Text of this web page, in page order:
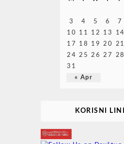
« Apr
3
4 5 6 7
10
11 12 13 14
17
18 19 20 21
24 25 26 27 28
31
KORISNI